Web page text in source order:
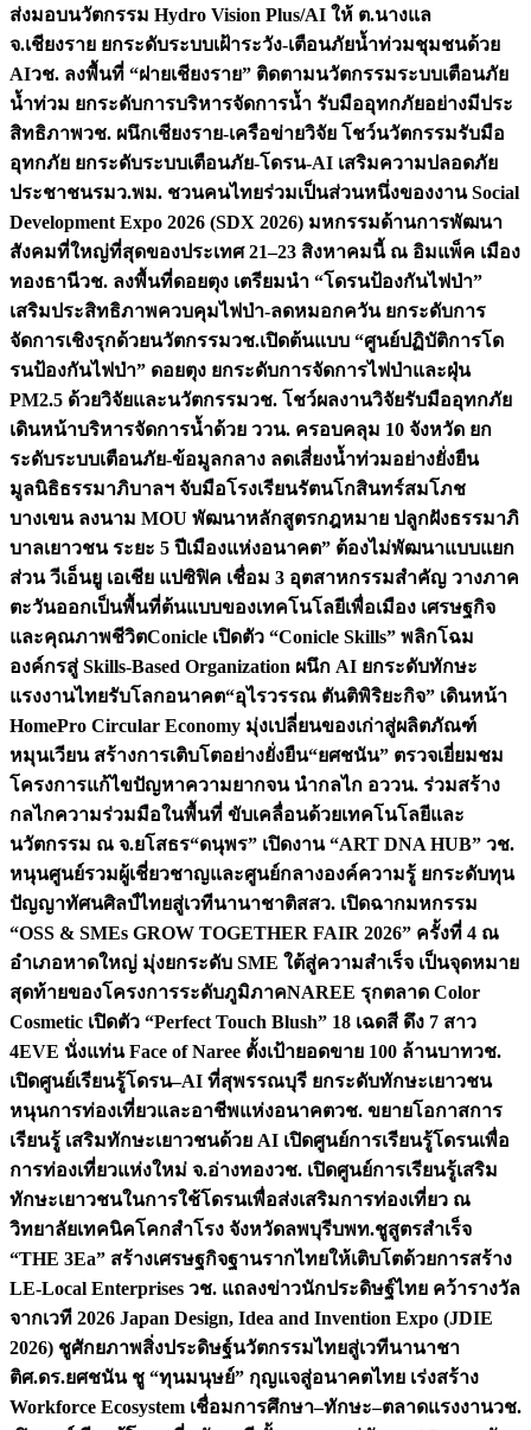
ส่งมอบนวัตกรรม Hydro Vision Plus/AI ให้ ต.นางแล
จ.เชียงราย ยกระดับระบบเฝ้าระวัง-เตือนภัยน้ำท่วมชุมชนด้วย
AIวช. ลงพื้นที่ “ฝายเชียงราย” ติดตามนวัตกรรมระบบเตือนภัย
น้ำท่วม ยกระดับการบริหารจัดการน้ำ รับมืออุทกภัยอย่างมีประ
สิทธิภาพวช. ผนึกเชียงราย-เครือข่ายวิจัย โชว์นวัตกรรมรับมือ
อุทกภัย ยกระดับระบบเตือนภัย-โดรน-AI เสริมความปลอดภัย
ประชาชนรมว.พม. ชวนคนไทยร่วมเป็นส่วนหนึ่งของงาน Social
Development Expo 2026 (SDX 2026) มหกรรมด้านการพัฒนา
สังคมที่ใหญ่ที่สุดของประเทศ 21–23 สิงหาคมนี้ ณ อิมแพ็ค เมือง
ทองธานีวช. ลงพื้นที่ดอยตุง เตรียมนำ “โดรนป้องกันไฟป่า”
เสริมประสิทธิภาพควบคุมไฟป่า-ลดหมอกควัน ยกระดับการ
จัดการเชิงรุกด้วยนวัตกรรมวช.เปิดต้นแบบ “ศูนย์ปฏิบัติการโด
รนป้องกันไฟป่า” ดอยตุง ยกระดับการจัดการไฟป่าและฝุ่น
PM2.5 ด้วยวิจัยและนวัตกรรมวช. โชว์ผลงานวิจัยรับมืออุทกภัย
เดินหน้าบริหารจัดการน้ำด้วย ววน. ครอบคลุม 10 จังหวัด ยก
ระดับระบบเตือนภัย-ข้อมูลกลาง ลดเสี่ยงน้ำท่วมอย่างยั่งยืน
มูลนิธิธรรมาภิบาลฯ จับมือโรงเรียนรัตนโกสินทร์สมโภช
บางเขน ลงนาม MOU พัฒนาหลักสูตรกฎหมาย ปลูกฝังธรรมาภิ
บาลเยาวชน ระยะ 5 ปีเมืองแห่งอนาคต” ต้องไม่พัฒนาแบบแยก
ส่วน วีเอ็นยู เอเชีย แปซิฟิค เชื่อม 3 อุตสาหกรรมสำคัญ วางภาค
ตะวันออกเป็นพื้นที่ต้นแบบของเทคโนโลยีเพื่อเมือง เศรษฐกิจ
และคุณภาพชีวิตConicle เปิดตัว “Conicle Skills” พลิกโฉม
องค์กรสู่ Skills-Based Organization ผนึก AI ยกระดับทักษะ
แรงงานไทยรับโลกอนาคต“อุไรวรรณ ตันติพิริยะกิจ” เดินหน้า
HomePro Circular Economy มุ่งเปลี่ยนของเก่าสู่ผลิตภัณฑ์
หมุนเวียน สร้างการเติบโตอย่างยั่งยืน“ยศชนัน” ตรวจเยี่ยมชม
โครงการแก้ไขปัญหาความยากจน นำกลไก อววน. ร่วมสร้าง
กลไกความร่วมมือในพื้นที่ ขับเคลื่อนด้วยเทคโนโลยีและ
นวัตกรรม ณ จ.ยโสธร“ดนุพร” เปิดงาน “ART DNA HUB” วช.
หนุนศูนย์รวมผู้เชี่ยวชาญและศูนย์กลางองค์ความรู้ ยกระดับทุน
ปัญญาทัศนศิลป์ไทยสู่เวทีนานาชาติสสว. เปิดฉากมหกรรม
“OSS & SMEs GROW TOGETHER FAIR 2026” ครั้งที่ 4 ณ
อำเภอหาดใหญ่ มุ่งยกระดับ SME ใต้สู่ความสำเร็จ เป็นจุดหมาย
สุดท้ายของโครงการระดับภูมิภาคNAREE รุกตลาด Color
Cosmetic เปิดตัว “Perfect Touch Blush” 18 เฉดสี ดึง 7 สาว
4EVE นั่งแท่น Face of Naree ตั้งเป้ายอดขาย 100 ล้านบาทวช.
เปิดศูนย์เรียนรู้โดรน–AI ที่สุพรรณบุรี ยกระดับทักษะเยาวชน
หนุนการท่องเที่ยวและอาชีพแห่งอนาคตวช. ขยายโอกาสการ
เรียนรู้ เสริมทักษะเยาวชนด้วย AI เปิดศูนย์การเรียนรู้โดรนเพื่อ
การท่องเที่ยวแห่งใหม่ จ.อ่างทองวช. เปิดศูนย์การเรียนรู้เสริม
ทักษะเยาวชนในการใช้โดรนเพื่อส่งเสริมการท่องเที่ยว ณ
วิทยาลัยเทคนิคโคกสำโรง จังหวัดลพบุรีบพท.ชูสูตรสำเร็จ
“THE 3Ea” สร้างเศรษฐกิจฐานรากไทยให้เติบโตด้วยการสร้าง
LE-Local Enterprises วช. แถลงข่าวนักประดิษฐ์ไทย คว้ารางวัล
จากเวที 2026 Japan Design, Idea and Invention Expo (JDIE
2026) ชูศักยภาพสิ่งประดิษฐ์นวัตกรรมไทยสู่เวทีนานาชา
ติศ.ดร.ยศชนัน ชู “ทุนมนุษย์” กุญแจสู่อนาคตไทย เร่งสร้าง
Workforce Ecosystem เชื่อมการศึกษา–ทักษะ–ตลาดแรงงานวช.